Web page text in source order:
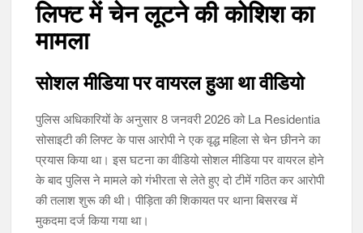
लिफ्ट में चेन लूटने की कोशिश का
मामला
सोशल मीडिया पर वायरल हुआ था वीडियो
पुलिस अधिकारियों के अनुसार 8 जनवरी 2026 को La Residentia
सोसाइटी की लिफ्ट के पास आरोपी ने एक वृद्ध महिला से चेन छीनने का
प्रयास किया था। इस घटना का वीडियो सोशल मीडिया पर वायरल होने
के बाद पुलिस ने मामले को गंभीरता से लेते हुए दो टीमें गठित कर आरोपी
की तलाश शुरू की थी। पीड़िता की शिकायत पर थाना बिसरख में
मुकदमा दर्ज किया गया था।